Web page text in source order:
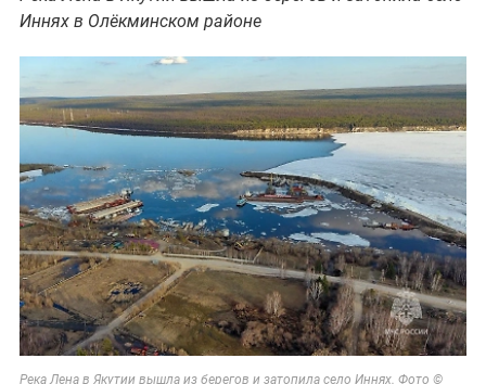
Иннях в Олёкминском районе
Река Лена в Якутии вышла из берегов и затопила село Иннях. Фото ©